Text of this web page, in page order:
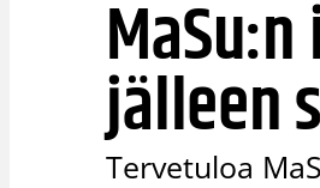
jälleen
Tervetuloa